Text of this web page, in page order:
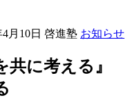
月10日 啓進塾 お知らせ
に考える』